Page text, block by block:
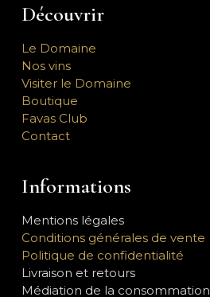
Découvrir
Le Domaine
Nos vins
Visiter le Domaine
Boutique
Favas Club
Contact
Informations
Mentions légales
Conditions générales de vente
Politique de confidentialité
Livraison et retours
Médiation de la consommation